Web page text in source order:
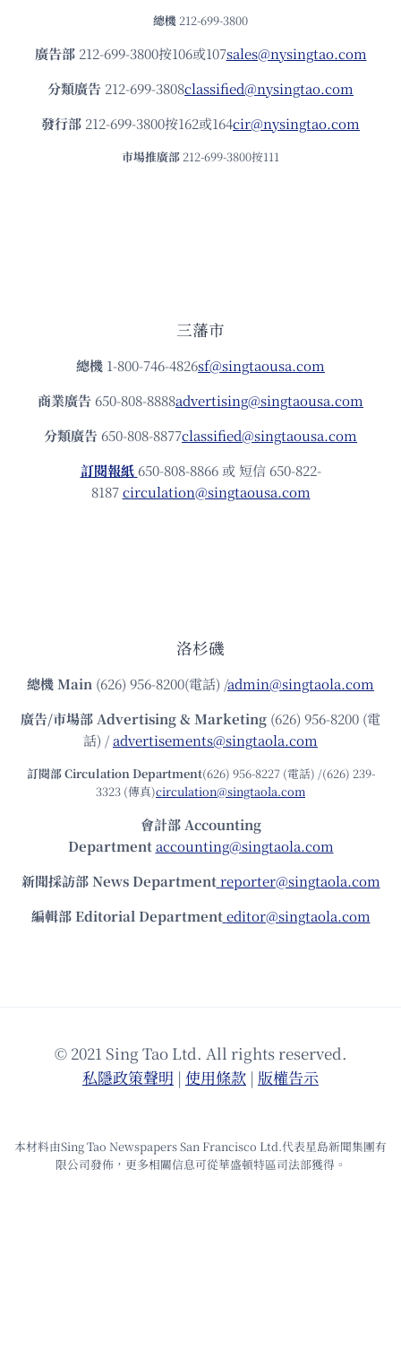
總機 212-699-3800
廣告部212-699-3800按106或107sales@nysingtao.com
分類廣告 212-699-3808classified@nysingtao.com
發⾏部 212-699-3800按162或164cir@nysingtao.com
市場推廣部 212-699-3800按111
三藩市
總機 1-800-746-4826sf@singtaousa.com
商業廣告 650-808-8888advertising@singtaousa.com
分類廣告 650-808-8877classified@singtaousa.com
訂閱報紙 650-808-8866 或 短信 650-822-
8187circulation@singtaousa.com
洛杉磯
總機Main (626) 956-8200(電話) /admin@singtaola.com
廣告/市場部Advertising & Marketing (626) 956-8200 (電
話) /advertisements@singtaola.com
訂閱部 Circulation Department(626) 956-8227 (電話) /(626) 239-
3323 (傳真)circulation@singtaola.com
會計部 Accounting
Department accounting@singtaola.com
新聞採訪部 News Department reporter@singtaola.com
編輯部 Editorial Department editor@singtaola.com
© 2021 Sing Tao Ltd. All rights reserved.
私隱政策聲明 | 使⽤條款 | 版權告⽰
本材料由Sing Tao Newspapers San Francisco Ltd.代表星島新聞集團有
限公司發佈，更多相關信息可從華盛頓特區司法部獲得。